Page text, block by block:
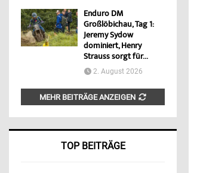
Enduro DM
Großlöbichau, Tag 1:
Jeremy Sydow
dominiert, Henry
Strauss sorgt für...
2. August 2026
MEHR BEITRÄGE ANZEIGEN
TOP BEITRÄGE